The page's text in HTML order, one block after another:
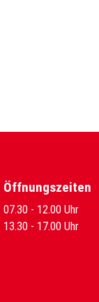
Öffnungszeiten
07.30 - 12.00 Uhr
13.30 - 17.00 Uhr